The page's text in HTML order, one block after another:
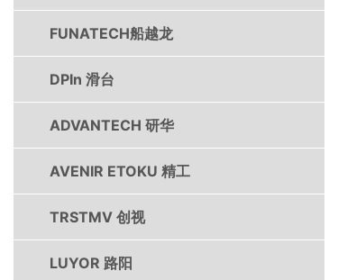
FUNATECH船越龙
DPIn 滑台
ADVANTECH 研华
AVENIR ETOKU 精工
TRSTMV 创视
LUYOR 路阳